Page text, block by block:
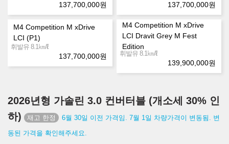
137,700,000원
137,700,000원
M4 Competition M xDrive
LCI (P1)
휘발유 8.1 ㎞/ℓ
137,700,000원
M4 Competition M xDrive
LCI Dravit Grey M Fest
Edition
휘발유 8.1 ㎞/ℓ
139,900,000원
2026년형 가솔린 3.0 컨버터블 (개소세 30% 인
하)
6월 30일 이전 가격임. 7월 1일 차량가격이 변동됨. 변
동된 가격을 확인해주세요.